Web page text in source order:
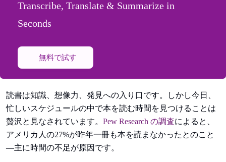
Transcribe, Translate & Summarize in
Seconds
無料で試す
読書は知識、想像力、発見への入り口です。しかし今日、
忙しいスケジュールの中で本を読む時間を見つけることは
贅沢と見なされています。 Pew Research の調査によると、
アメリカ人の27%が昨年一冊も本を読まなかったとのこと
—主に時間の不足が原因です。